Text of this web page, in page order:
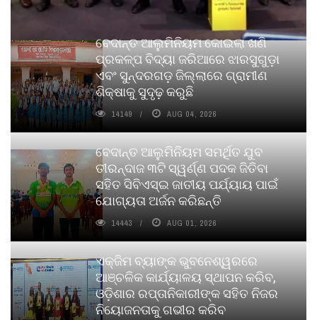
ବେଦାନ୍ତ ଆଲୁମିନିୟମ କୋଇଲା ଖଣି
ପ୍ରକଳ୍ପ ବିଦ୍ୟା ଜରିଆରେ ଝାରସୁଗୁଡ଼ା
ଏବଂ ସୁନ୍ଦରଗଡ଼ ଜିଲ୍ଲାରେ ଗ୍ରାମୀଣ
ଶିକ୍ଷାକୁ ସୁଦୃଢ଼ କରୁଛି
14149 AUG 04, 2026
ବେଦାନ୍ତ ଆଲୁମିନିୟମ ସମର୍ଥିତ ଯୁବ
ତୀରନ୍ଦାଜ ୩ଟି ସ୍ୱର୍ଣ୍ଣ ପଦକ ଜିତିବା
ସହିତ ସିବିଏସ୍ଇ ଜାତୀୟ ପର୍ଯ୍ୟାୟ ପାଇଁ
ଯୋଗ୍ୟତା ଅର୍ଜନ କରିଛନ୍ତି
14443 AUG 01, 2026
ଏକ୍ଜିମ ବ୍ୟାଙ୍କ ଭୁବନେଶ୍ୱରରେ
ଆଞ୍ଚଳିକ କାର୍ଯ୍ୟାଳୟ ସ୍ଥାପନ କରିବ,
ଓଡ଼ିଶାର ରପ୍ତାନିକାରୀଙ୍କ ସହିତ ନିଜର
ନିୟୋଜନତାକୁ ଗଭୀର କରିବ